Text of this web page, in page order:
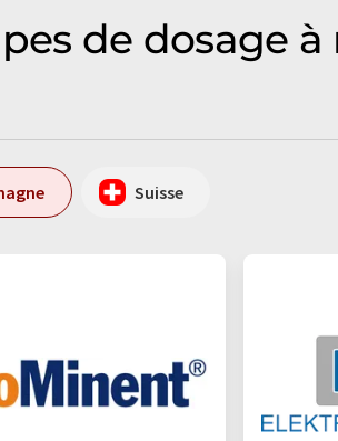
de dosage
Suisse